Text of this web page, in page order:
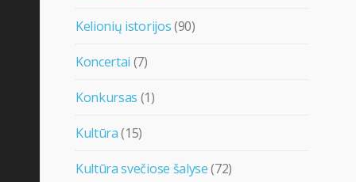
Kelionių istorijos(90)
Koncertai (7)
Konkursas (1)
Kultūra(15)
Kultūra svečiose šalyse(72)